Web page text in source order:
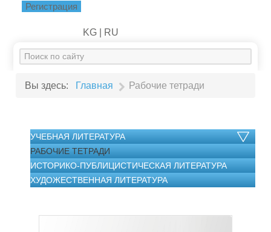
Регистрация
KG | RU
Искать...
Вы здесь: Главная Рабочие тетради
УЧЕБНАЯ ЛИТЕРАТУРА
РАБОЧИЕ ТЕТРАДИ
ИСТОРИКО-ПУБЛИЦИСТИЧЕСКАЯ ЛИТЕРАТУРА
ХУДОЖЕСТВЕННАЯ ЛИТЕРАТУРА